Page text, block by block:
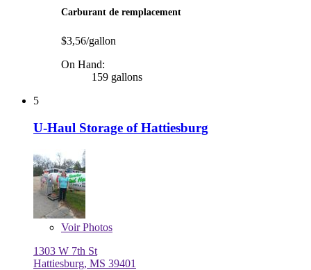
Carburant de remplacement
$3,56/gallon
On Hand:
159 gallons
5
U-Haul Storage of Hattiesburg
VoirPhotos
1303 W 7th St
Hattiesburg, MS 39401